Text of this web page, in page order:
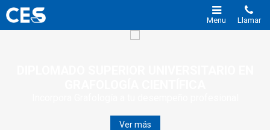
Menu Llamar
Ver más